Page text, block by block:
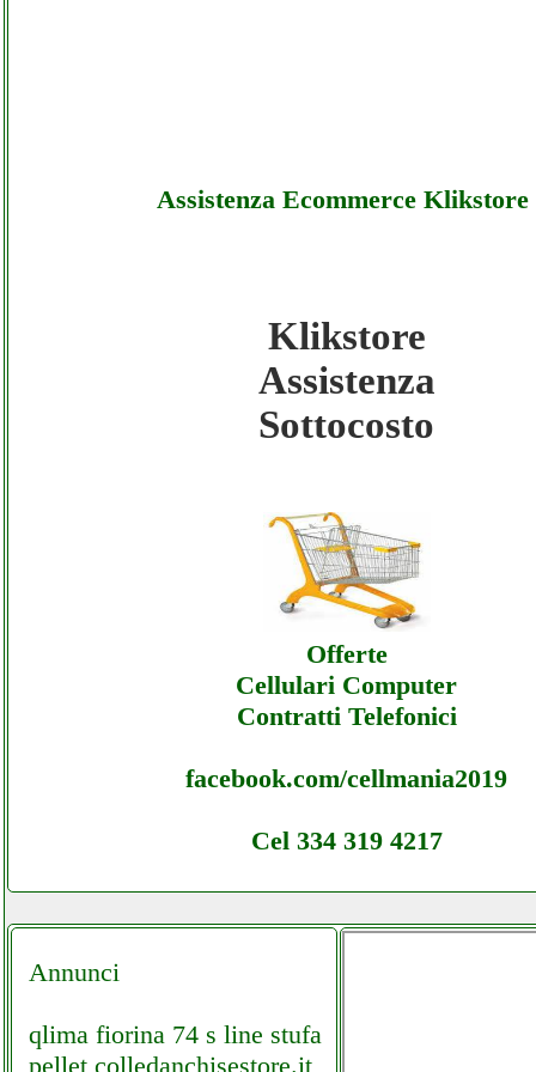
Assistenza Ecommerce Klikstore
Klikstore - Assistenza Ecommerce
Klikstore - Assistenza Ecommerce
Klikstore
Assistenza
Sottocosto
Offerte
Cellulari Computer
Contratti Telefonici
facebook.com/cellmania2019
Cel 334 319 4217
Annunci
qlima fiorina 74 s line stufa
pellet colledanchisestore.it